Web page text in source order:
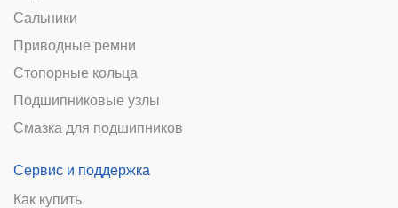
Сальники
Приводные ремни
Стопорные кольца
Подшипниковые узлы
Смазка для подшипников
Сервис и поддержка
Как купить